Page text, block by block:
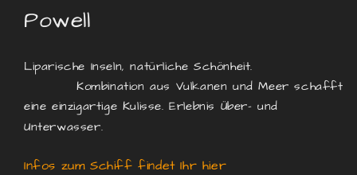
Powell
Liparische Inseln, natürliche Schönheit.
Kombination aus Vulkanen und Meer schafft
eine einzigartige Kulisse. Erlebnis Über- und
Unterwasser.
Infos zum Schiff findet Ihr hier